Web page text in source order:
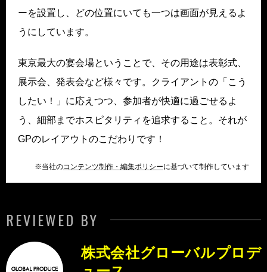
ーを設置し、どの位置にいても一つは画面が見えるよ
うにしています。
東京最大の宴会場ということで、その用途は表彰式、
展示会、発表会など様々です。クライアントの「こう
したい！」に応えつつ、参加者が快適に過ごせるよ
う、細部までホスピタリティを追求すること。それが
GPのレイアウトのこだわりです！
※当社のコンテンツ制作・編集ポリシーに基づいて制作しています
REVIEWED BY
株式会社グローバルプロデ